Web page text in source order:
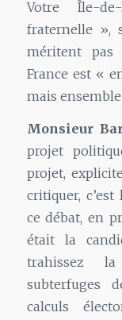
Votre Île-
fraternelle »,
méritent pas
France est «
mais
Monsieur
projet
projet,
critiquer,
ce débat, en
était la
trahissez
subterfuges
calculs